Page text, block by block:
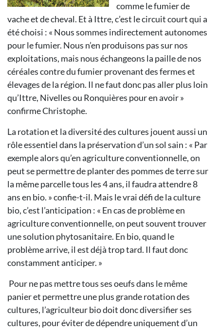
comme le fumier de
vache et de cheval. Et à Ittre, c’est le circuit court qui a
été choisi : « Nous sommes indirectement autonomes
pour le fumier. Nous n’en produisons pas sur nos
exploitations, mais nous échangeons la paille de nos
céréales contre du fumier provenant des fermes et
élevages de la région. Il ne faut donc pas aller plus loin
qu’Ittre, Nivelles ou Ronquières pour en avoir »
confirme Christophe.
La rotation et la diversité des cultures jouent aussi un
rôle essentiel dans la préservation d’un sol sain : « Par
exemple alors qu’en agriculture conventionnelle, on
peut se permettre de planter des pommes de terre sur
la même parcelle tous les 4 ans, il faudra attendre 8
ans en bio. » confie-t-il. Mais le vrai défi de la culture
bio, c’est l’anticipation : « En cas de problème en
agriculture conventionnelle, on peut souvent trouver
une solution phytosanitaire. En bio, quand le
problème arrive, il est déjà trop tard. Il faut donc
constamment anticiper. »
Pour ne pas mettre tous ses oeufs dans le même
panier et permettre une plus grande rotation des
cultures, l’agriculteur bio doit donc diversifier ses
cultures, pour éviter de dépendre uniquement d’un